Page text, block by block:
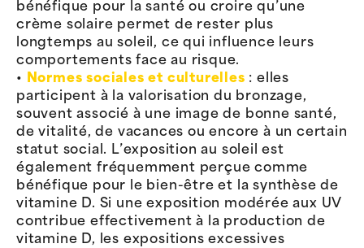
bénéfique pour la santé ou croire qu’une
crème solaire permet de rester plus
longtemps au soleil, ce qui influence leurs
comportements face au risque.
•
Normes sociales et culturelles : elles
participent à la valorisation du bronzage,
souvent associé à une image de bonne santé,
de vitalité, de vacances ou encore à un certain
statut social. L’exposition au soleil est
également fréquemment perçue comme
bénéfique pour le bien-être et la synthèse de
vitamine D. Si une exposition modérée aux UV
contribue effectivement à la production de
vitamine D, les expositions excessives